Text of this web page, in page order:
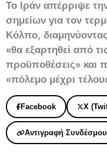
Το Ιράν απέρριψε
σημείων για τον
Κόλπο,
«θα εξαρτηθεί από
προϋποθέσεις» και
«πόλεμο μέχρι
Facebook X
Αντιγραφή Συνδέσμου